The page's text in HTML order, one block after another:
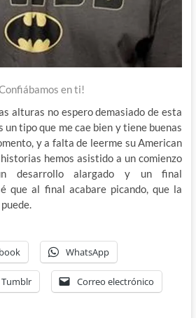
Confiábamos en ti!
alturas no espero demasiado de esta
un tipo que me cae bien y tiene buenas
y a falta de leerme su American
hemos asistido a un comienzo
desarrollo alargado y un final
que al final acabare picando, que la
WhatsApp
Tumblr Correo electrónico